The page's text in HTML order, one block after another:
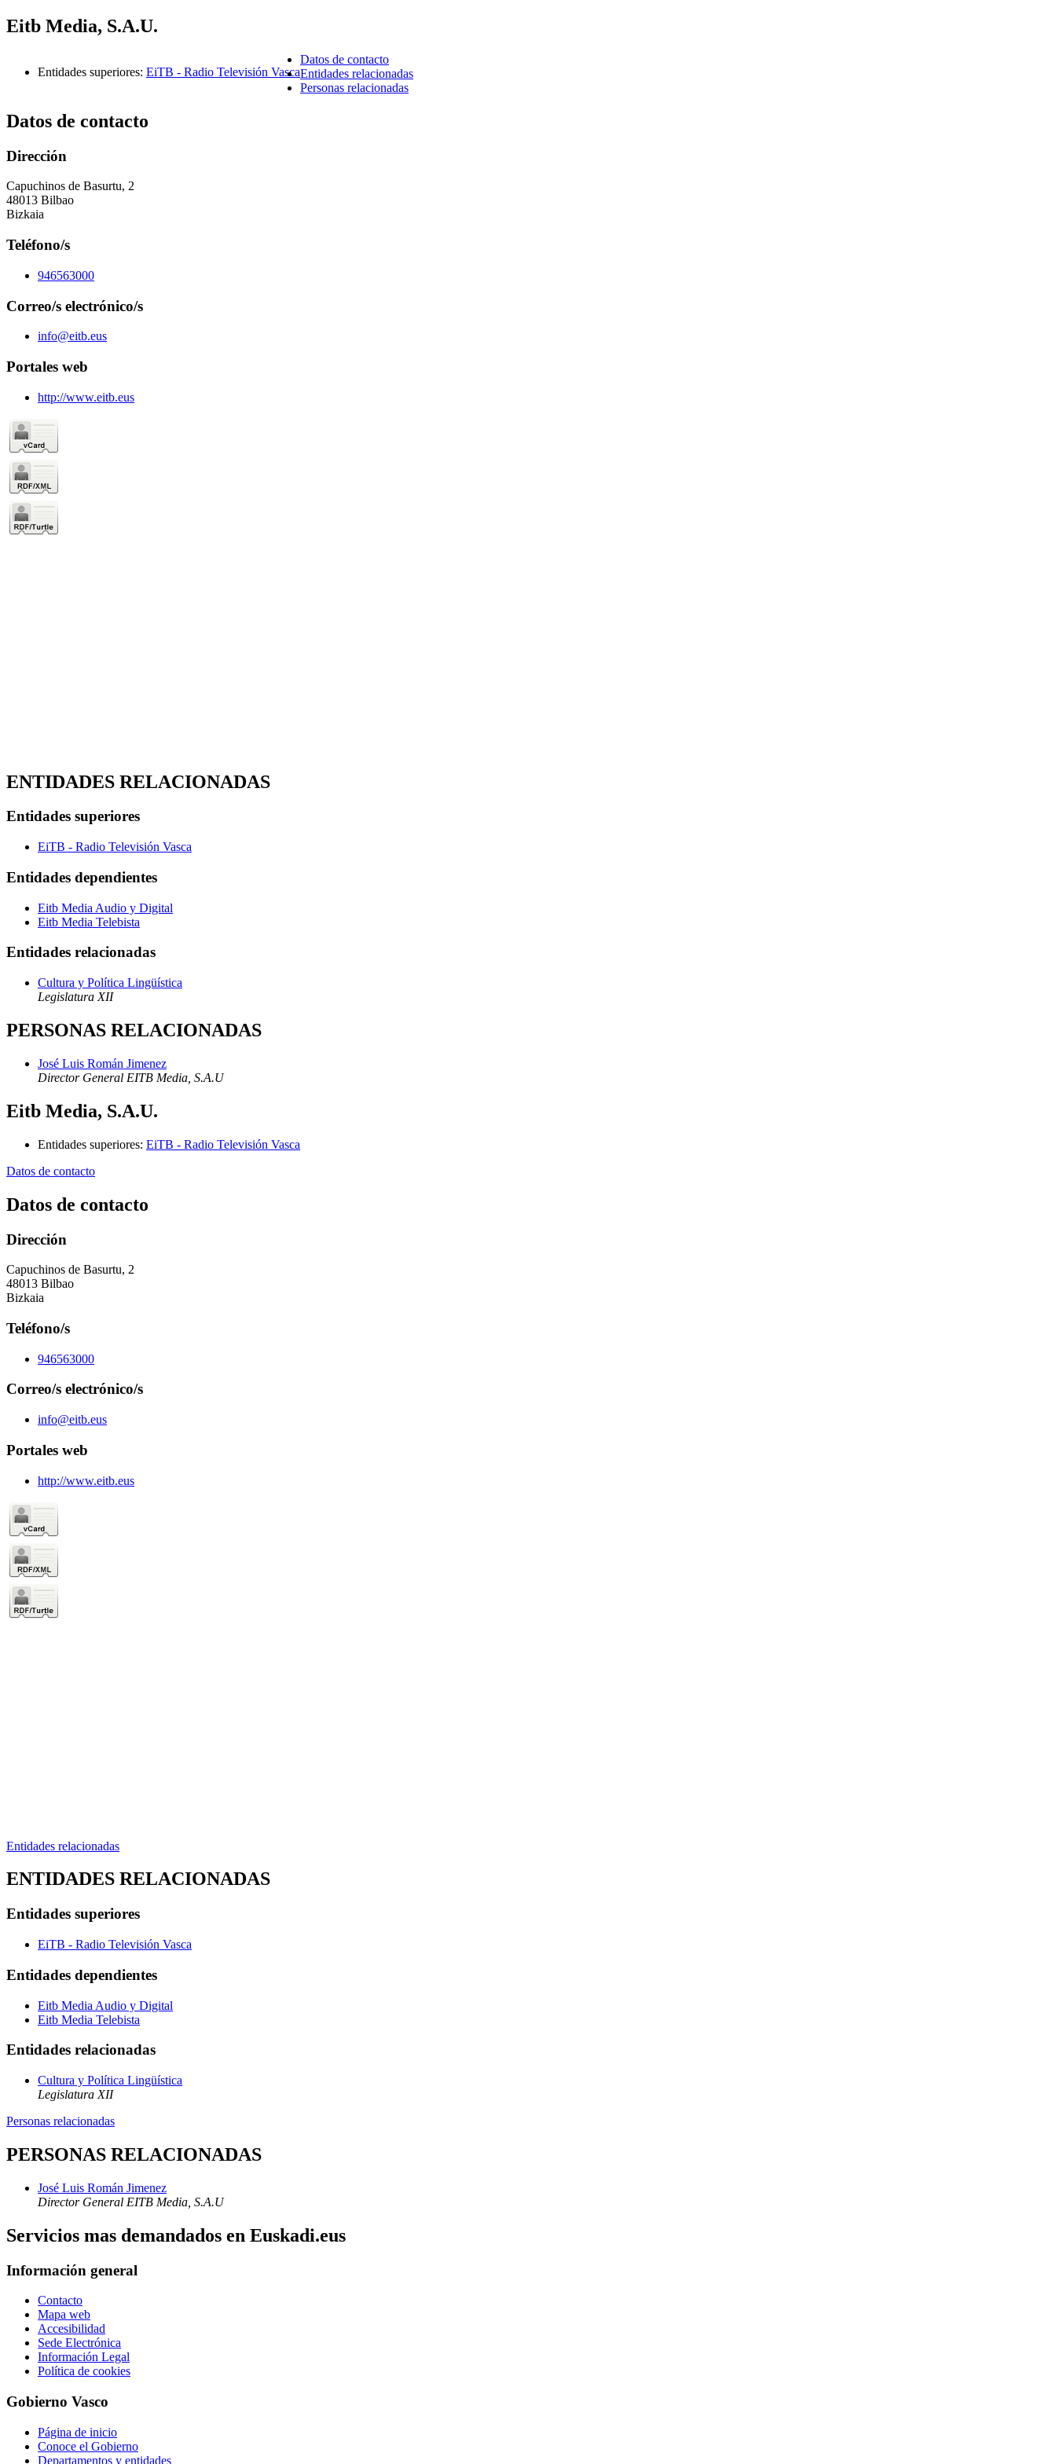
Eitb Media, S.A.U.
Entidades superiores: EiTB - Radio Televisión Vasca
Datos de contacto
Entidades relacionadas
Personas relacionadas
Datos de contacto
Dirección
Capuchinos de Basurtu, 2
48013 Bilbao
Bizkaia
Teléfono/s
946563000
Correo/s electrónico/s
info@eitb.eus
Portales web
http://www.eitb.eus
ENTIDADES RELACIONADAS
Entidades superiores
EiTB - Radio Televisión Vasca
Entidades dependientes
Eitb Media Audio y Digital
Eitb Media Telebista
Entidades relacionadas
Cultura y Política Lingüística
Legislatura XII
PERSONAS RELACIONADAS
José Luis Román Jimenez
Director General EITB Media, S.A.U
Eitb Media, S.A.U.
Entidades superiores: EiTB - Radio Televisión Vasca
Datos de contacto
Datos de contacto
Dirección
Capuchinos de Basurtu, 2
48013 Bilbao
Bizkaia
Teléfono/s
946563000
Correo/s electrónico/s
info@eitb.eus
Portales web
http://www.eitb.eus
Entidades relacionadas
ENTIDADES RELACIONADAS
Entidades superiores
EiTB - Radio Televisión Vasca
Entidades dependientes
Eitb Media Audio y Digital
Eitb Media Telebista
Entidades relacionadas
Cultura y Política Lingüística
Legislatura XII
Personas relacionadas
PERSONAS RELACIONADAS
José Luis Román Jimenez
Director General EITB Media, S.A.U
Servicios mas demandados en Euskadi.eus
Información general
Contacto
Mapa web
Accesibilidad
Sede Electrónica
Información Legal
Política de cookies
Gobierno Vasco
Página de inicio
Conoce el Gobierno
Departamentos y entidades